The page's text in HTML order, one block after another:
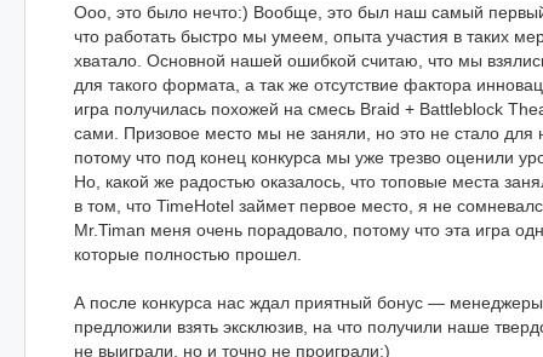
Ооо, это было нечто:) Вообще, это был наш самый
что работать быстро мы умеем, опыта участия в таких
хватало. Основной нашей ошибкой считаю, что мы
для такого формата, а так же отсутствие фактора
игра получилась похожей на смесь Braid + Battleblock
сами. Призовое место мы не заняли, но это не стало для
потому что под конец конкурса мы уже трезво оценили
Но, какой же радостью оказалось, что топовые места
в том, что TimeHotel займет первое место, я не
Mr.Timan меня очень порадовало, потому что эта игра
которые полностью прошел.
А после конкурса нас ждал приятный бонус —
предложили взять эксклюзив, на что получили наше
не выиграли, но и точно не проиграли:)